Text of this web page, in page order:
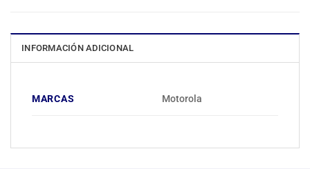
INFORMACIÓN ADICIONAL
MARCAS Motorola